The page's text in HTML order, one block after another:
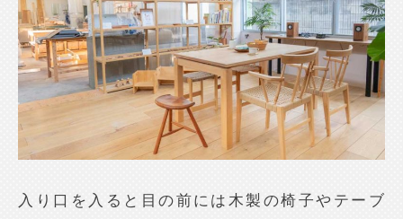
入り口を入ると目の前には木製の椅子やテーブ